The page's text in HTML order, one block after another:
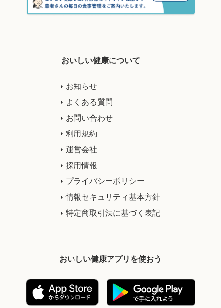
おいしい健康について
お知らせ
よくある質問
お問い合わせ
利用規約
運営会社
採用情報
プライバシーポリシー
情報セキュリティ基本方針
特定商取引法に基づく表記
おいしい健康アプリを使おう